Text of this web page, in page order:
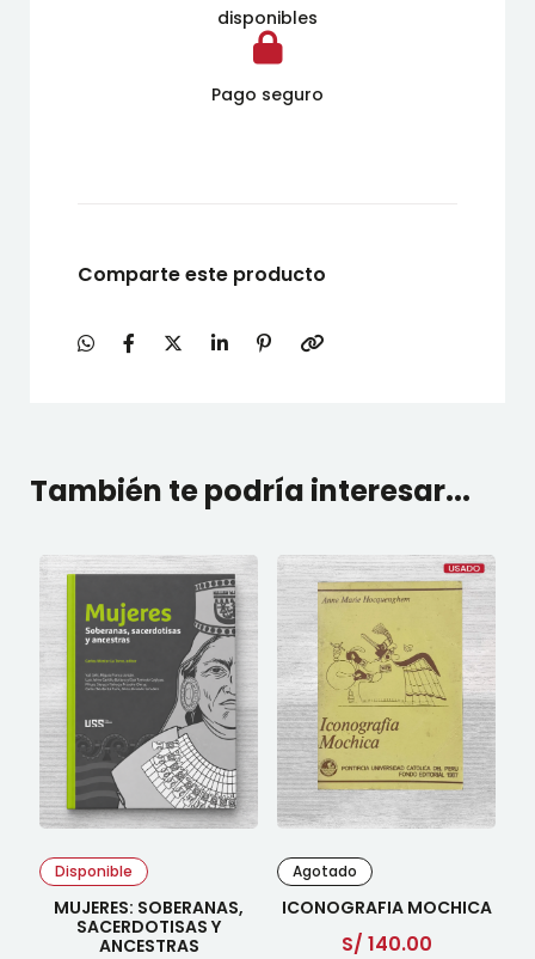
disponibles
Pago seguro
Comparte este producto
También te podría interesar...
Disponible
MUJERES: SOBERANAS,
SACERDOTISAS Y
ANCESTRAS
Agotado
ICONOGRAFIA MOCHICA
S/ 140.00